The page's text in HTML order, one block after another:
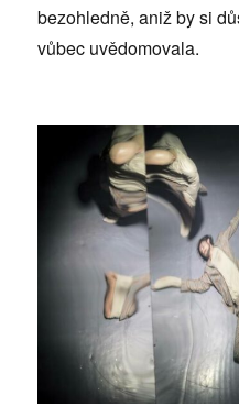
bezohledně, aniž by si
vůbec uvědomovala.